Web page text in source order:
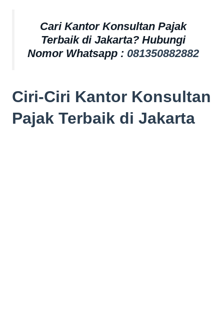
Cari Kantor Konsultan Pajak
Terbaik di Jakarta? Hubungi
Nomor Whatsapp : 081350882882
Ciri-Ciri Kantor Konsultan
Pajak Terbaik di Jakarta